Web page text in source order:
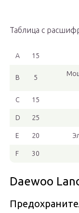
Таблица с
A 15
В 5
C 15
D 25
Е 20
F 30
Daewoo